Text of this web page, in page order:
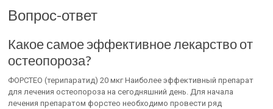
Вопрос-ответ
Какое самое эффективное лекарство от
остеопороза?
ФОРСТЕО (терипаратид) 20 мкг Наиболее эффективный препарат
для лечения остеопороза на сегодняшний день. Для начала
лечения препаратом форстео необходимо провести ряд